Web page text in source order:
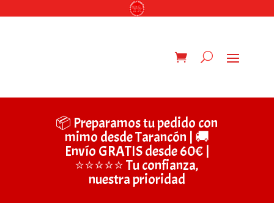
📦 Preparamos tu pedido con
mimo desde Tarancón | 🚚
Envío GRATIS desde 60€ |
⭐⭐⭐⭐⭐ Tu confianza,
nuestra prioridad